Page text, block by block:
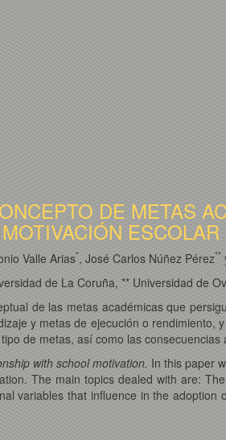
DE METAS
MOTIVACIÓN ESCOLAR
Valle Arias*, José Carlos Núñez Pérez**
de La Coruña, ** Universidad de
de las metas académicas que
y metas de ejecución o rendimiento,
de metas, así como las
with school motivation. In this paper
The main topics dealed with are:
variables that influence in the